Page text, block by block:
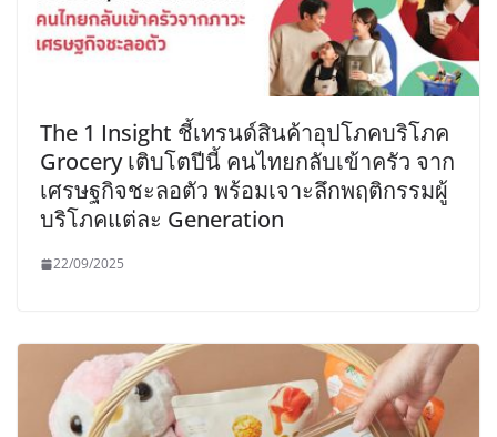
The 1 Insight ชี้เทรนด์สินค้าอุปโภคบริโภค
Grocery เติบโตปีนี้ คนไทยกลับเข้าครัว จาก
เศรษฐกิจชะลอตัว พร้อมเจาะลึกพฤติกรรมผู้
บริโภคแต่ละ Generation
22/09/2025